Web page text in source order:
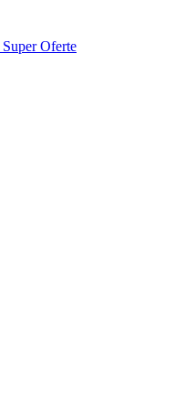
Super Oferte